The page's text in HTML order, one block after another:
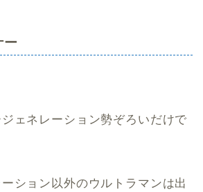
ー
ェネレーション勢ぞろいだけで
ション以外のウルトラマンは出